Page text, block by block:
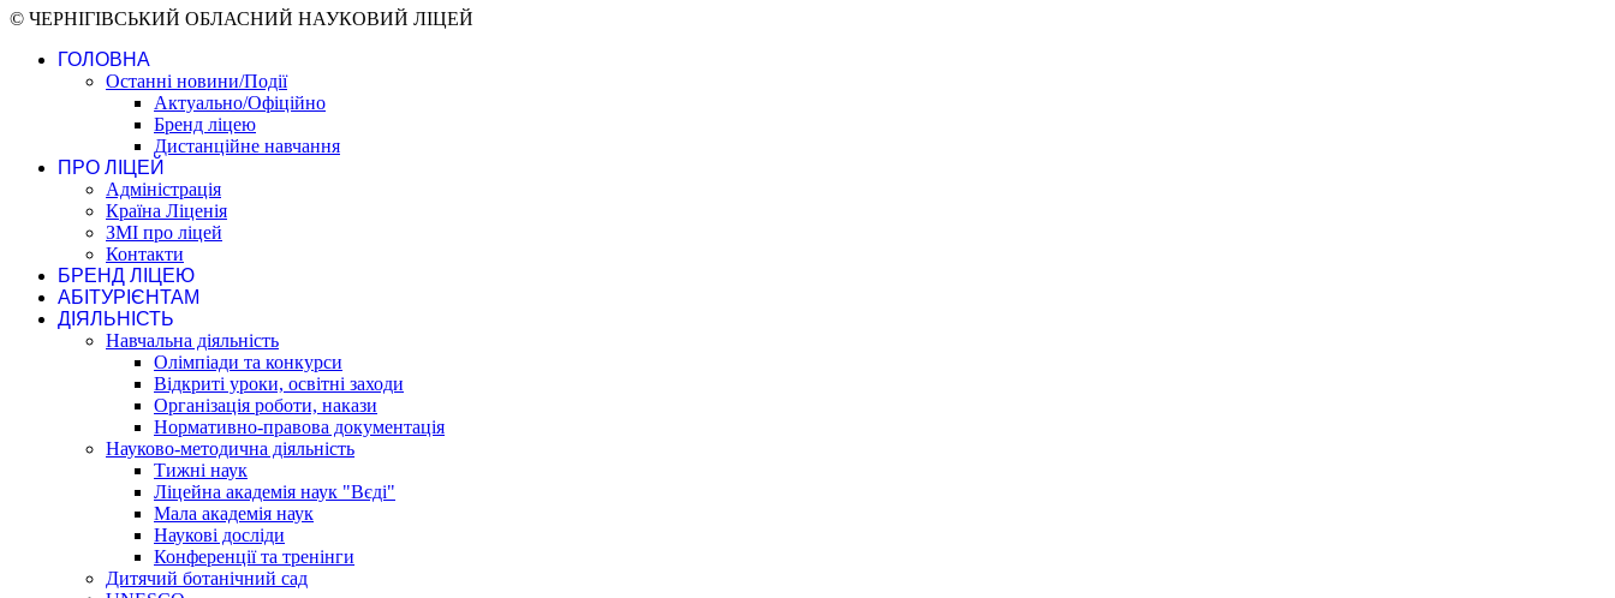
© ЧЕРНІГІВСЬКИЙ ОБЛАСНИЙ НАУКОВИЙ ЛІЦЕЙ
ГОЛОВНА
Останні новини/Події
Актуально/Офіційно
Бренд ліцею
Дистанційне навчання
ПРО ЛІЦЕЙ
Адміністрація
Країна Ліценія
ЗМІ про ліцей
Контакти
БРЕНД ЛІЦЕЮ
АБІТУРІЄНТАМ
ДІЯЛЬНІСТЬ
Навчальна діяльність
Олімпіади та конкурси
Відкриті уроки, освітні заходи
Організація роботи, накази
Нормативно-правова документація
Науково-методична діяльність
Тижні наук
Ліцейна академія наук "Вєді"
Мала академія наук
Наукові досліди
Конференції та тренінги
Дитячий ботанічний сад